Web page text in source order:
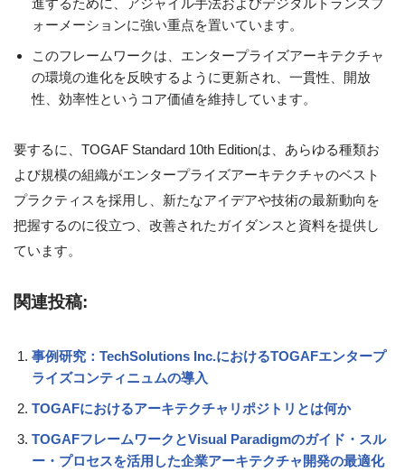
ォーメーションに強い重点を置いています。
このフレームワークは、エンタープライズアーキテクチャ
の環境の進化を反映するように更新され、一貫性、開放
性、効率性というコア価値を維持しています。
要するに、TOGAF Standard 10th Editionは、あらゆる種類お
よび規模の組織がエンタープライズアーキテクチャのベスト
プラクティスを採用し、新たなアイデアや技術の最新動向を
把握するのに役立つ、改善されたガイダンスと資料を提供し
ています。
関連投稿:
事例研究：TechSolutions Inc.におけるTOGAFエンタープ
ライズコンティニュムの導入
TOGAFにおけるアーキテクチャリポジトリとは何か
TOGAFフレームワークとVisual Paradigmのガイド・スル
ー・プロセスを活用した企業アーキテクチャ開発の最適化